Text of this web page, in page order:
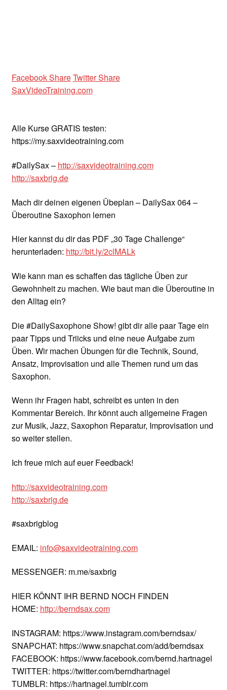
Facebook ShareTwitter Share
SaxVideoTraining.com
Alle Kurse GRATIS testen:
https://my.saxvideotraining.com
#DailySax – http://saxvideotraining.com
http://saxbrig.de
Mach dir deinen eigenen Übeplan – DailySax 064 –
Überoutine Saxophon lernen
Hier kannst du dir das PDF „30 Tage Challenge“
herunterladen: http://bit.ly/2clMALk
Wie kann man es schaffen das tägliche Üben zur
Gewohnheit zu machen. Wie baut man die Überoutine in
den Alltag ein?
Die #DailySaxophone Show! gibt dir alle paar Tage ein
paar Tipps und Triicks und eine neue Aufgabe zum
Üben. Wir machen Übungen für die Technik, Sound,
Ansatz, Improvisation und alle Themen rund um das
Saxophon.
Wenn ihr Fragen habt, schreibt es unten in den
Kommentar Bereich. Ihr könnt auch allgemeine Fragen
zur Musik, Jazz, Saxophon Reparatur, Improvisation und
so weiter stellen.
Ich freue mich auf euer Feedback!
http://saxvideotraining.com
http://saxbrig.de
#saxbrigblog
EMAIL: info@saxvideotraining.com
MESSENGER: m.me/saxbrig
HIER KÖNNT IHR BERND NOCH FINDEN
HOME: http://berndsax.com
INSTAGRAM: https://www.instagram.com/berndsax/
SNAPCHAT: https://www.snapchat.com/add/berndsax
FACEBOOK: https://www.facebook.com/bernd.hartnagel
TWITTER: https://twitter.com/berndhartnagel
TUMBLR: https://hartnagel.tumblr.com